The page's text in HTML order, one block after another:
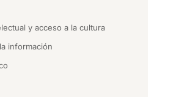
y acceso a la cultura
información